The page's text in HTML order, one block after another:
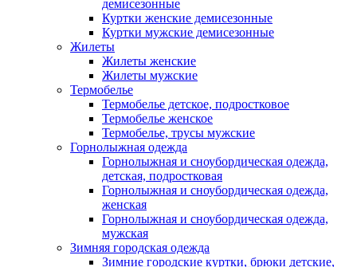
демисезонные
Куртки женские демисезонные
Куртки мужские демисезонные
Жилеты
Жилеты женские
Жилеты мужские
Термобелье
Термобелье детское, подростковое
Термобелье женское
Термобелье, трусы мужские
Горнолыжная одежда
Горнолыжная и сноубордическая одежда,
детская, подростковая
Горнолыжная и сноубордическая одежда,
женская
Горнолыжная и сноубордическая одежда,
мужская
Зимняя городская одежда
Зимние городские куртки, брюки детские,